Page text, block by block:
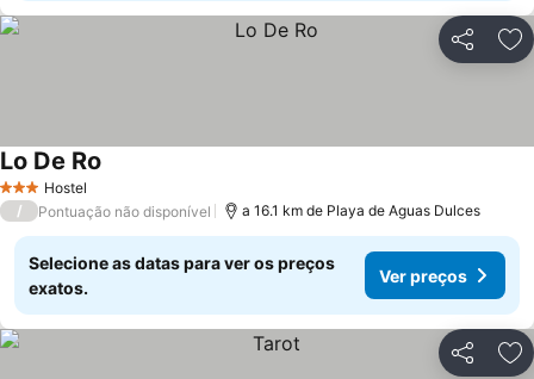
Partilhar
3 EstrelasHostel
Lo De Ro
/ Pontuação não disponível a 16.1 km de Playa de Aguas Dulces
Selecione as datas para ver os preços
exatos.
Ver preços
Partilhar